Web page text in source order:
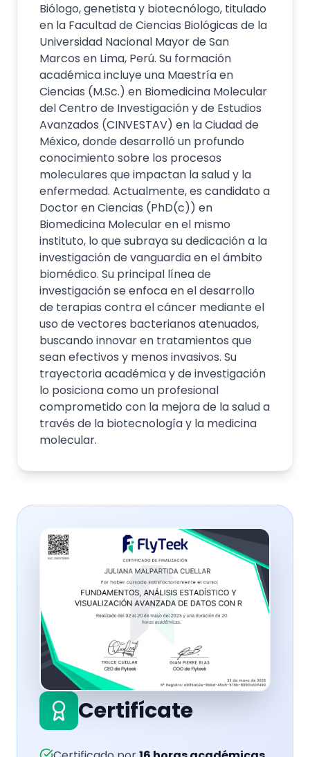
Biólogo, genetista y biotecnólogo, titulado
en la Facultad de Ciencias Biológicas de la
Universidad Nacional Mayor de San
Marcos en Lima, Perú. Su formación
académica incluye una Maestría en
Ciencias (M.Sc.) en Biomedicina Molecular
del Centro de Investigación y de Estudios
Avanzados (CINVESTAV) en la Ciudad de
México, donde desarrolló un profundo
conocimiento sobre los procesos
moleculares que impactan la salud y la
enfermedad. Actualmente, es candidato a
Doctor en Ciencias (PhD(c)) en
Biomedicina Molecular en el mismo
instituto, lo que subraya su dedicación a la
investigación de vanguardia en el ámbito
biomédico. Su principal línea de
investigación se enfoca en el desarrollo
de terapias contra el cáncer mediante el
uso de vectores bacterianos atenuados,
buscando innovar en tratamientos que
sean efectivos y menos invasivos. Su
trayectoria académica y de investigación
lo posiciona como un profesional
comprometido con la mejora de la salud a
través de la biotecnología y la medicina
molecular.
Certifícate